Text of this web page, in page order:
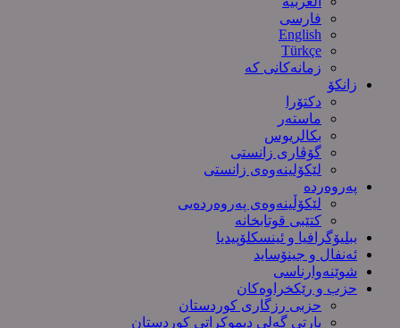
فارسی
English
Türkçe
زمانەکانی کە
زانکۆ
دکتۆرا
ماستەر
بکالریوس
گۆڤاری زانستی
لێکۆلینەوەی زانستی
پەروەردە
لێکۆڵینەوەی پەروەردەیی
کتێبی قوتابخانە
ببلیۆگرافیا و ئینسکلۆپیدیا
ئەنفال و جینۆساید
شوێنەوارناسی
حزب و رێکخراوەکان
حزبی رزگاری کوردستان
پارتی گەلی دیموکراتی کوردستان